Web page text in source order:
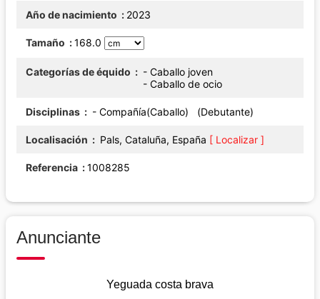
Año de nacimiento 2023
Tamaño 168.0
Categorías de équido
- Caballo joven
- Caballo de ocio
Disciplinas - Compañía(Caballo) (Debutante)
Localisación Pals, Cataluña, España [ Localizar ]
Referencia 1008285
Anunciante
Yeguada costa brava